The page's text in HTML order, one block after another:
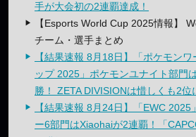
手が大会初の2連覇達成！
【Esports World Cup 2025情報】
チーム・選手まとめ
【結果速報 8月18日】「ポケモン
ップ 2025」ポケモンユナイト部門
勝！ ZETA DIVISIONは惜しくも2位
【結果速報 8月24日】「EWC
ー6部門はXiaohaiが2連覇！「